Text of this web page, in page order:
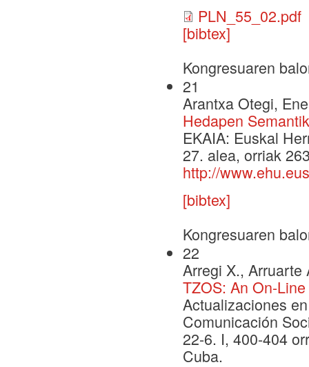
PLN_55_02.pdf
[bibtex]
Kongresuaren
21
Arantxa Otegi,
Hedapen
EKAIA: Euskal
27. alea, orriak
http://
[bibtex]
Kongresuaren
22
Arregi X.,
TZOS: An On-
Actualizaciones
Comunicación
22-6. I, 400-404
Cuba.